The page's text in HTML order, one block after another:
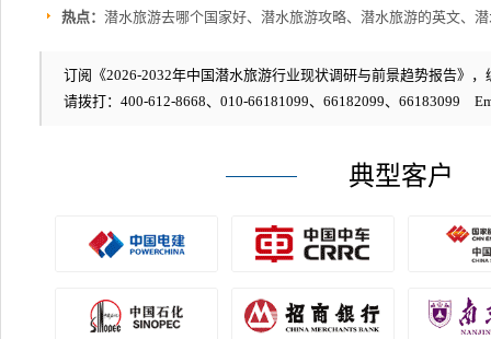
热点： 潜水旅游去哪个国家好、潜水旅游攻略、潜水旅游的英文、
订阅《2026-2032年中国潜水旅游行业现状调研与前景趋势报告》，
请拨打：400-612-8668、010-66181099、66182099、66183099
典型客户